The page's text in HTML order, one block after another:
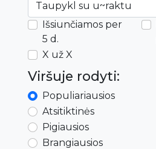
Išsiunčiamos per
5 d.
X už X
Viršuje rodyti:
Populiariausios
Atsitiktinės
Pigiausios
Brangiausios